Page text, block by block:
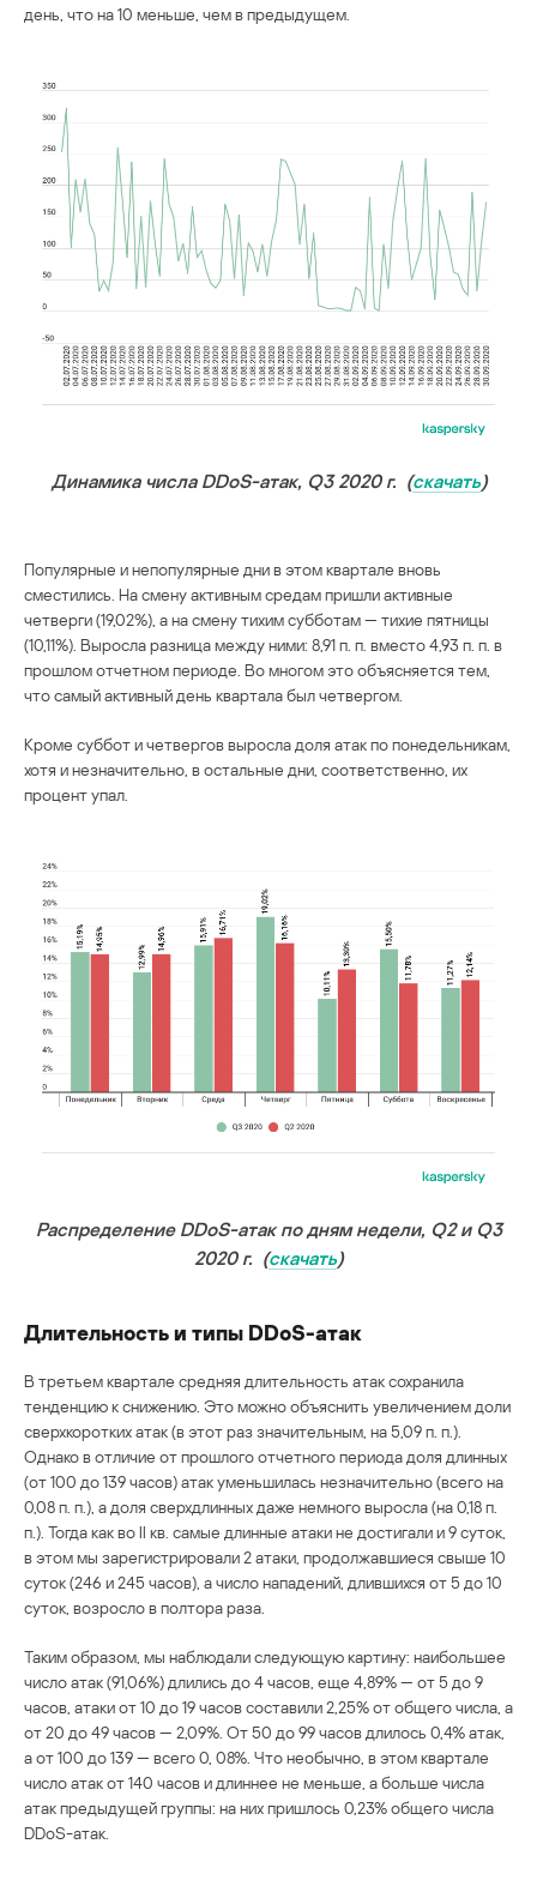
день, что на 10 меньше, чем в предыдущем.
Динамика числа DDoS-атак, Q3 2020 г. (скачать)
Популярные и непопулярные дни в этом квартале вновь
сместились. На смену активным средам пришли активные
четверги (19,02%), а на смену тихим субботам — тихие пятницы
(10,11%). Выросла разница между ними: 8,91 п. п. вместо 4,93 п. п. в
прошлом отчетном периоде. Во многом это объясняется тем,
что самый активный день квартала был четвергом.
Кроме суббот и четвергов выросла доля атак по понедельникам,
хотя и незначительно, в остальные дни, соответственно, их
процент упал.
Распределение DDoS-атак по дням недели, Q2 и Q3
2020 г. (скачать)
Длительность и типы DDoS-атак
В третьем квартале средняя длительность атак сохранила
тенденцию к снижению. Это можно объяснить увеличением доли
сверхкоротких атак (в этот раз значительным, на 5,09 п. п.).
Однако в отличие от прошлого отчетного периода доля длинных
(от 100 до 139 часов) атак уменьшилась незначительно (всего на
0,08 п. п.), а доля сверхдлинных даже немного выросла (на 0,18 п.
п.). Тогда как во II кв. самые длинные атаки не достигали и 9 суток,
в этом мы зарегистрировали 2 атаки, продолжавшиеся свыше 10
суток (246 и 245 часов), а число нападений, длившихся от 5 до 10
суток, возросло в полтора раза.
Таким образом, мы наблюдали следующую картину: наибольшее
число атак (91,06%) длились до 4 часов, еще 4,89% — от 5 до 9
часов, атаки от 10 до 19 часов составили 2,25% от общего числа, а
от 20 до 49 часов — 2,09%. От 50 до 99 часов длилось 0,4% атак,
а от 100 до 139 — всего 0, 08%. Что необычно, в этом квартале
число атак от 140 часов и длиннее не меньше, а больше числа
атак предыдущей группы: на них пришлось 0,23% общего числа
DDoS-атак.